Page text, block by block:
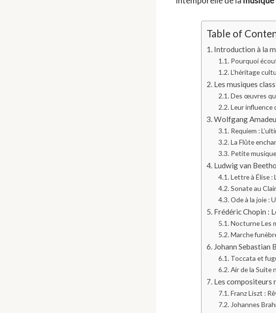
Table of
Introduction à la
Pourquoi
L’héritage
Les musiques
Des œuvres
Leur influence
Wolfgang
Requiem :
La Flûte
Petite
Ludwig van
Lettre à Élise :
Sonate au
Ode à la joie :
Frédéric Chopin :
Nocturne Les
Marche
Johann Sebastian
Toccata et
Air de la Suite
Les compositeurs
Franz Liszt :
Johannes